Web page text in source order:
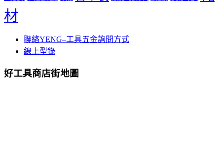
材
聯絡YENG–工具五金詢問方式
線上型錄
好工具商店街地圖